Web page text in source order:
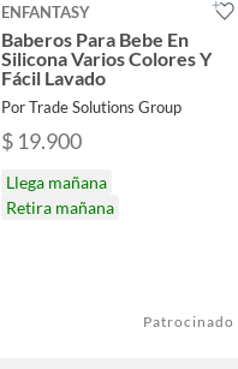
ENFANTASY
Baberos Para Bebe En
Silicona Varios Colores Y
Fácil Lavado
Por Trade Solutions Group
$ 19.900
Llega mañana
Retira mañana
Patrocinado